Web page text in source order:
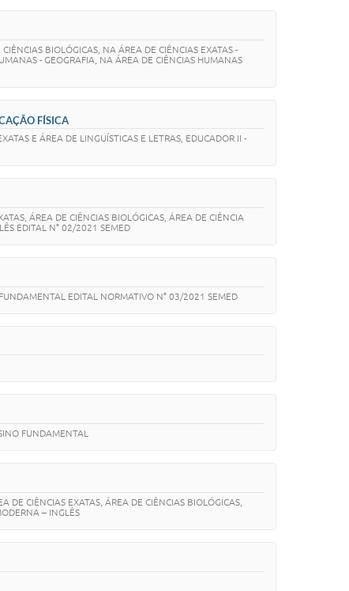
BIOLÓGICAS, NA ÁREA DE CIÊNCIAS EXATAS -
- GEOGRAFIA, NA ÁREA DE CIÊNCIAS HUMANAS
FÍSICA
E ÁREA DE LINGUÍSTICAS E LETRAS, EDUCADOR II -
ÁREA DE CIÊNCIAS BIOLÓGICAS, ÁREA DE CIÊNCIA
EDITAL N° 02/2021 SEMED
EDITAL NORMATIVO N° 03/2021 SEMED
FUNDAMENTAL
CIÊNCIAS EXATAS, ÁREA DE CIÊNCIAS BIOLÓGICAS,
– INGLÊS